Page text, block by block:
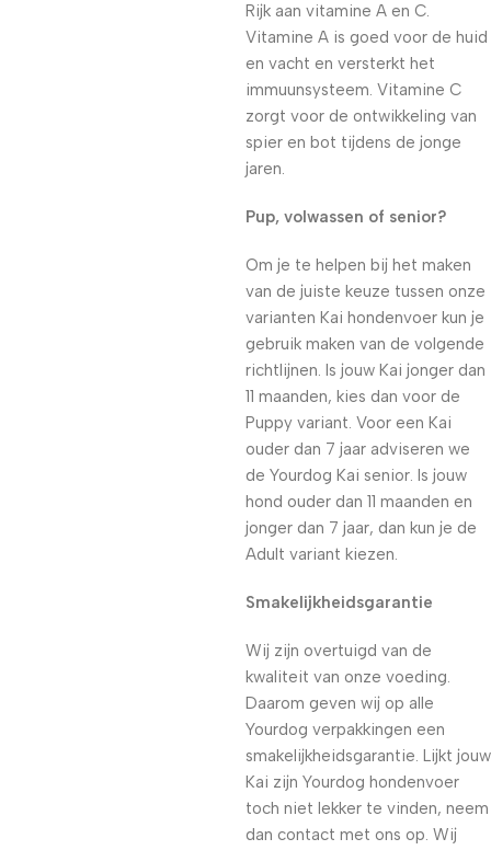
Rijk aan vitamine A en C.
Vitamine A is goed voor de huid
en vacht en versterkt het
immuunsysteem. Vitamine C
zorgt voor de ontwikkeling van
spier en bot tijdens de jonge
jaren.
Pup, volwassen of senior?
Om je te helpen bij het maken
van de juiste keuze tussen onze
varianten Kai hondenvoer kun je
gebruik maken van de volgende
richtlijnen. Is jouw Kai jonger dan
11 maanden, kies dan voor de
Puppy variant. Voor een Kai
ouder dan 7 jaar adviseren we
de Yourdog Kai senior. Is jouw
hond ouder dan 11 maanden en
jonger dan 7 jaar, dan kun je de
Adult variant kiezen.
Smakelijkheidsgarantie
Wij zijn overtuigd van de
kwaliteit van onze voeding.
Daarom geven wij op alle
Yourdog verpakkingen een
smakelijkheidsgarantie. Lijkt jouw
Kai zijn Yourdog hondenvoer
toch niet lekker te vinden, neem
dan contact met ons op. Wij